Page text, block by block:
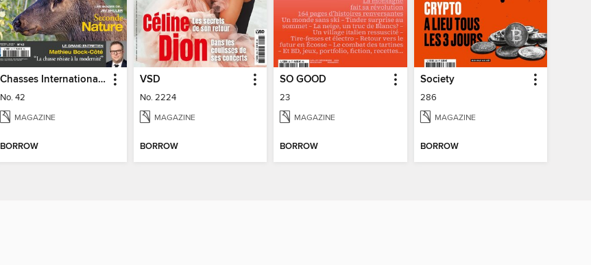
Chasses Internationales
No. 42
MAGAZINE
BORROW
VSD
No. 2224
MAGAZINE
BORROW
SO GOOD
23
MAGAZINE
BORROW
Society
286
MAGAZINE
BORROW